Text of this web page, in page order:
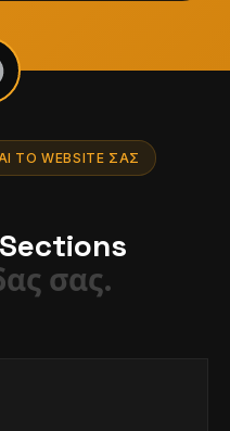
ΤΟ WEBSITE ΣΑΣ
σας.